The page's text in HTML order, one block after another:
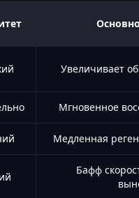
Увеличивает
Мгновенное
Медленная
Бафф